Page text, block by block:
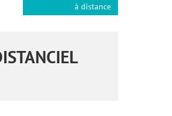
à distance